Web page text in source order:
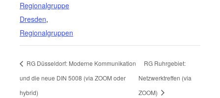
Regionalgruppe
Dresden,
Regionalgruppen
RG Düsseldorf: Moderne Kommunikation
und die neue DIN 5008 (via ZOOM oder
hybrid)
RG Ruhrgebiet:
Netzwerktreffen (via
ZOOM)